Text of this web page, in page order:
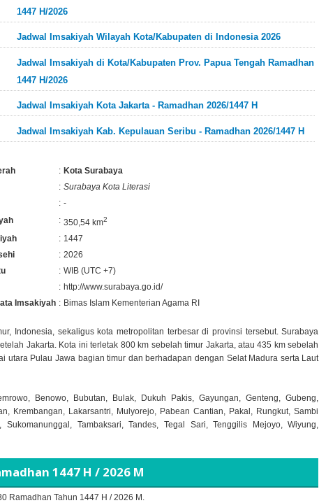
1447 H/2026
Jadwal Imsakiyah Wilayah Kota/Kabupaten di Indonesia 2026
Jadwal Imsakiyah di Kota/Kabupaten Prov. Papua Tengah Ramadhan
1447 H/2026
Jadwal Imsakiyah Kota Jakarta - Ramadhan 2026/1447 H
Jadwal Imsakiyah Kab. Kepulauan Seribu - Ramadhan 2026/1447 H
: Kota Surabaya
: Surabaya Kota Literasi
: -
: 350,54 km2
: 1447
: 2026
: WIB (UTC +7)
: http://www.surabaya.go.id/
Imsakiyah : Bimas Islam Kementerian Agama RI
Indonesia, sekaligus kota metropolitan terbesar di provinsi tersebut. Surabaya
Jakarta. Kota ini terletak 800 km sebelah timur Jakarta, atau 435 km sebelah
utara Pulau Jawa bagian timur dan berhadapan dengan Selat Madura serta Laut
Benowo, Bubutan, Bulak, Dukuh Pakis, Gayungan, Genteng, Gubeng,
Krembangan, Lakarsantri, Mulyorejo, Pabean Cantian, Pakal, Rungkut, Sambi
Tambaksari, Tandes, Tegal Sari, Tenggilis Mejoyo, Wiyung,
1447 H / 2026 M
Ramadhan Tahun 1447 H / 2026 M.